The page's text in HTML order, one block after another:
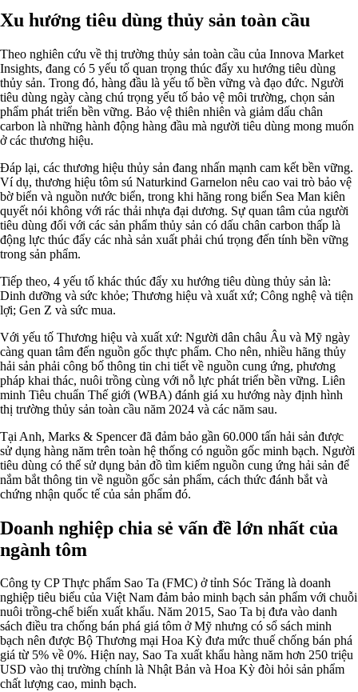
Xu hướng tiêu dùng thủy sản toàn cầu
Theo nghiên cứu về thị trường thủy sản toàn cầu của Innova Market
Insights, đang có 5 yếu tố quan trọng thúc đẩy xu hướng tiêu dùng
thủy sản. Trong đó, hàng đầu là yếu tố bền vững và đạo đức. Người
tiêu dùng ngày càng chú trọng yếu tố bảo vệ môi trường, chọn sản
phẩm phát triển bền vững. Bảo vệ thiên nhiên và giảm dấu chân
carbon là những hành động hàng đầu mà người tiêu dùng mong muốn
ở các thương hiệu.
Đáp lại, các thương hiệu thủy sản đang nhấn mạnh cam kết bền vững.
Ví dụ, thương hiệu tôm sú Naturkind Garnelon nêu cao vai trò bảo vệ
bờ biển và nguồn nước biển, trong khi hãng rong biển Sea Man kiên
quyết nói không với rác thải nhựa đại dương. Sự quan tâm của người
tiêu dùng đối với các sản phẩm thủy sản có dấu chân carbon thấp là
động lực thúc đẩy các nhà sản xuất phải chú trọng đến tính bền vững
trong sản phẩm.
Tiếp theo, 4 yếu tố khác thúc đẩy xu hướng tiêu dùng thủy sản là:
Dinh dưỡng và sức khỏe; Thương hiệu và xuất xứ; Công nghệ và tiện
lợi; Gen Z và sức mua.
Với yếu tố Thương hiệu và xuất xứ: Người dân châu Âu và Mỹ ngày
càng quan tâm đến nguồn gốc thực phẩm. Cho nên, nhiều hãng thủy
hải sản phải công bố thông tin chi tiết về nguồn cung ứng, phương
pháp khai thác, nuôi trồng cùng với nỗ lực phát triển bền vững. Liên
minh Tiêu chuẩn Thế giới (WBA) đánh giá xu hướng này định hình
thị trường thủy sản toàn cầu năm 2024 và các năm sau.
Tại Anh, Marks & Spencer đã đảm bảo gần 60.000 tấn hải sản được
sử dụng hàng năm trên toàn hệ thống có nguồn gốc minh bạch. Người
tiêu dùng có thể sử dụng bản đồ tìm kiếm nguồn cung ứng hải sản để
nắm bắt thông tin về nguồn gốc sản phẩm, cách thức đánh bắt và
chứng nhận quốc tế của sản phẩm đó.
Doanh nghiệp chia sẻ vấn đề lớn nhất của
ngành tôm
Công ty CP Thực phẩm Sao Ta (FMC) ở tỉnh Sóc Trăng là doanh
nghiệp tiêu biểu của Việt Nam đảm bảo minh bạch sản phẩm với chuỗi
nuôi trồng-chế biến xuất khẩu. Năm 2015, Sao Ta bị đưa vào danh
sách điều tra chống bán phá giá tôm ở Mỹ nhưng có sổ sách minh
bạch nên được Bộ Thương mại Hoa Kỳ đưa mức thuế chống bán phá
giá từ 5% về 0%. Hiện nay, Sao Ta xuất khẩu hàng năm hơn 250 triệu
USD vào thị trường chính là Nhật Bản và Hoa Kỳ đòi hỏi sản phẩm
chất lượng cao, minh bạch.